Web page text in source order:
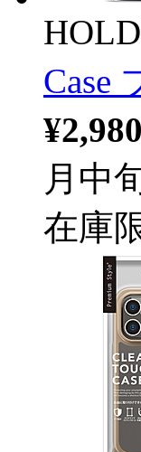
Case
¥2,980
月中
在庫